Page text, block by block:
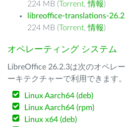
224 MB (Torrent,情報)
libreoffice-translations-
224 MB (Torrent,情報)
オペレーティング システム
LibreOffice 26.2.3は次のオペレ
ーキテクチャーで利用できます。
Linux Aarch64 (deb)
Linux Aarch64 (rpm)
Linux x64 (deb)